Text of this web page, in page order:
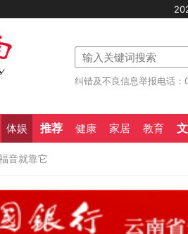
纠错及不良信息举报电话
体娱 推荐 健康 家居 教育
音就靠它